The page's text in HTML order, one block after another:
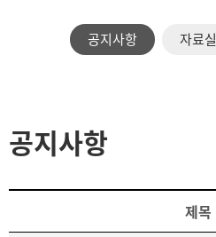
공지사항 자료실
공지사항
제목